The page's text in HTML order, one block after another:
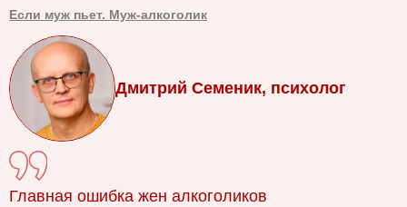
Если муж пьет. Муж-алкоголик
Дмитрий Семеник, психолог
Главная ошибка жен алкоголиков